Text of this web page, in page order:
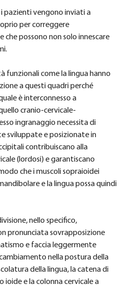
pazienti vengono inviati a
per correggere
che possono non solo innescare
funzionali come la lingua hanno
a questi quadri perché
è interconnesso a
cranio-cervicale-
ingranaggio necessita di
sviluppate e posizionate in
contribuiscano alla
(lordosi) e garantiscano
che i muscoli sopraioidei
e la lingua possa quindi
nello specifico,
pronunciata sovrapposizione
e faccia leggermente
nella postura della
della lingua, la catena di
ioide e la colonna cervicale a